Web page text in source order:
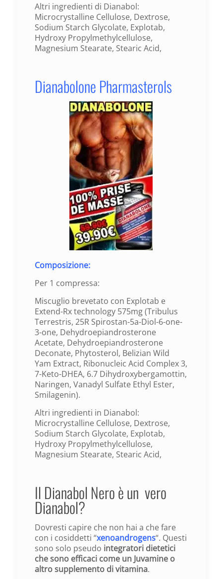
Altri ingredienti di Dianabol:
Microcrystalline Cellulose, Dextrose,
Sodium Starch Glycolate, Explotab,
Hydroxy Propylmethylcellulose,
Magnesium Stearate, Stearic Acid,
Dianabolone Pharmasterols
Composizione:
Per 1 compressa:
Miscuglio brevetato con Explotab e
Extend-Rx technology 575mg (Tribulus
Terrestris, 25R Spirostan-5a-Diol-6-one-
3-one, Dehydroepiandrosterone
Acetate, Dehydroepiandrosterone
Deconate, Phytosterol, Belizian Wild
Yam Extract, Ribonucleic Acid Complex 3,
7-Keto-DHEA, 6.7 Dihydroxybergamottin,
Naringen, Vanadyl Sulfate Ethyl Ester,
Smilagenin).
Altri ingredienti in Dianabol:
Microcrystalline Cellulose, Dextrose,
Sodium Starch Glycolate, Explotab,
Hydroxy Propylmethylcellulose,
Magnesium Stearate, Stearic Acid,
Il Dianabol Nero è un vero
Dianabol?
Dovresti capire che non hai a che fare
con i cosiddetti “xenoandrogens“. Questi
sono solo pseudo integratori dietetici
che sono efficaci come un Juvamine o
altro supplemento di vitamina.